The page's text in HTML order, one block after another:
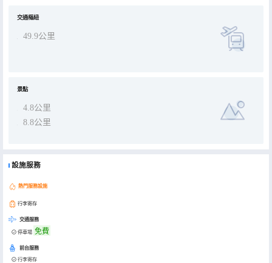
交通樞紐
49.9公里
景點
4.8公里
8.8公里
設施服務
熱門服務設施
行李寄存
交通服務
停車場 免費
前台服務
行李寄存